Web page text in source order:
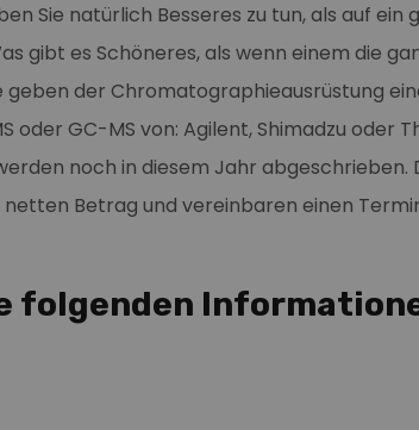
Sie natürlich Besseres zu tun, als auf ein
gibt es Schöneres, als wenn einem die
geben der Chromatographieausrüstung
oder GC-MS von: Agilent, Shimadzu oder
noch in diesem Jahr abgeschrieben.
Betrag und vereinbaren einen
folgenden